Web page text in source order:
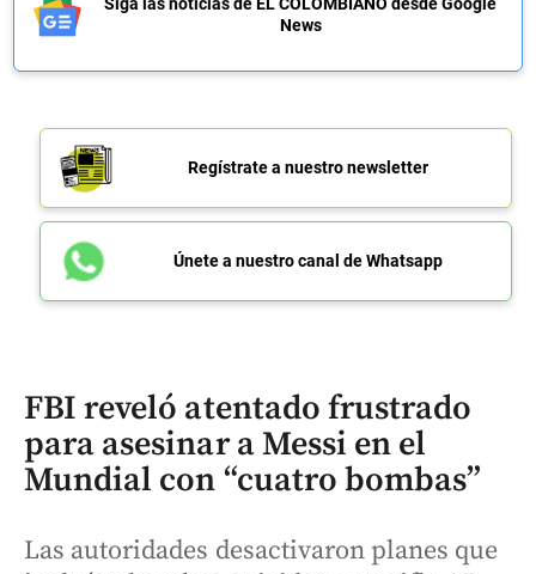
Siga las noticias de EL COLOMBIANO desde Google
News
Regístrate a nuestro newsletter
Únete a nuestro canal de Whatsapp
FBI reveló atentado frustrado
para asesinar a Messi en el
Mundial con “cuatro bombas”
Las autoridades desactivaron planes que